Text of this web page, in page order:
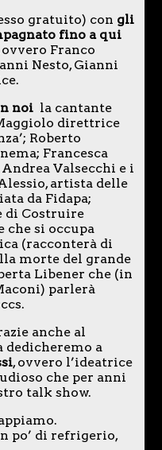
gratuito) con gli
fino a qui
Franco
Nesto, Gianni
noi la cantante
direttrice
Roberto
Francesca
Andrea Valsecchi e i
artista delle
da Fidapa;
di Costruire
che si occupa
(racconterà di
morte del grande
Libener che (in
parlerà
anche al
dedicheremo a
, ovvero l’ideatrice
che per anni
talk show.
po’ di refrigerio,